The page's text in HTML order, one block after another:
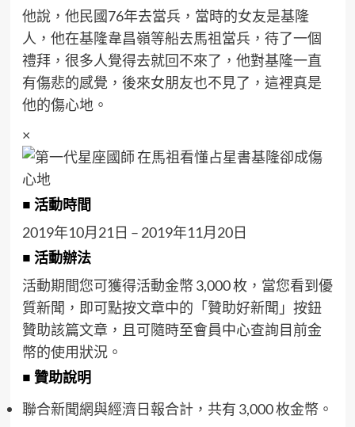
他說，他民國76年去當兵，當時的女友是基隆
人，他在基隆韋昌嶺等船去馬祖當兵，待了一個
禮拜，很多人覺得去就回不來了，他對基隆一直
有傷悲的感覺，後來女朋友也不見了，這裡真是
他的傷心地。
×
■ 活動時間
2019年10月21日 – 2019年11月20日
■ 活動辦法
活動期間您可獲得活動金幣 3,000 枚，當您看到優
質新聞，即可點按文章中的「贊助好新聞」按鈕
贊助該篇文章，且可隨時至會員中心查詢目前金
幣的使用狀況。
■ 贊助說明
聯合新聞網與經濟日報合計，共有 3,000 枚金幣。